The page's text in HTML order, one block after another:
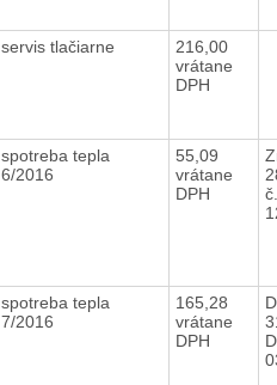
servis tlačiarne
216,00
vrátane
DPH
spotreba tepla
6/2016
55,09
vrátane
DPH
spotreba tepla
7/2016
165,28
vrátane
DPH